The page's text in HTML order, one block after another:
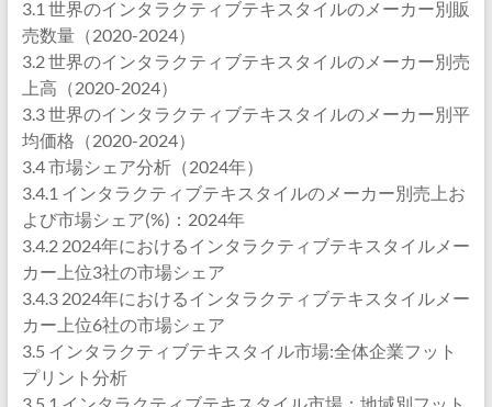
3.1 世界のインタラクティブテキスタイルのメーカー別販
売数量（2020-2024）
3.2 世界のインタラクティブテキスタイルのメーカー別売
上高（2020-2024）
3.3 世界のインタラクティブテキスタイルのメーカー別平
均価格（2020-2024）
3.4 市場シェア分析（2024年）
3.4.1 インタラクティブテキスタイルのメーカー別売上お
よび市場シェア(%)：2024年
3.4.2 2024年におけるインタラクティブテキスタイルメー
カー上位3社の市場シェア
3.4.3 2024年におけるインタラクティブテキスタイルメー
カー上位6社の市場シェア
3.5 インタラクティブテキスタイル市場:全体企業フット
プリント分析